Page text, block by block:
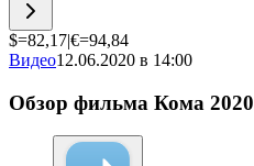
$=82,17|€=94,84
Видео12.06.2020 в 14:00
Обзор фильма Кома 2020